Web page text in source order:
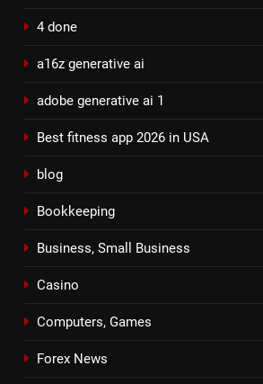
4 done
a16z generative ai
adobe generative ai 1
Best fitness app 2026 in USA
blog
Bookkeeping
Business, Small Business
Casino
Computers, Games
Forex News